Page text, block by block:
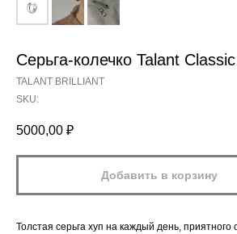
Серьга-колечко Talant Classic
TALANT BRILLIANT
SKU:
5000,00 ₽
Добавить в корзину
Толстая серьга хуп на каждый день, приятного